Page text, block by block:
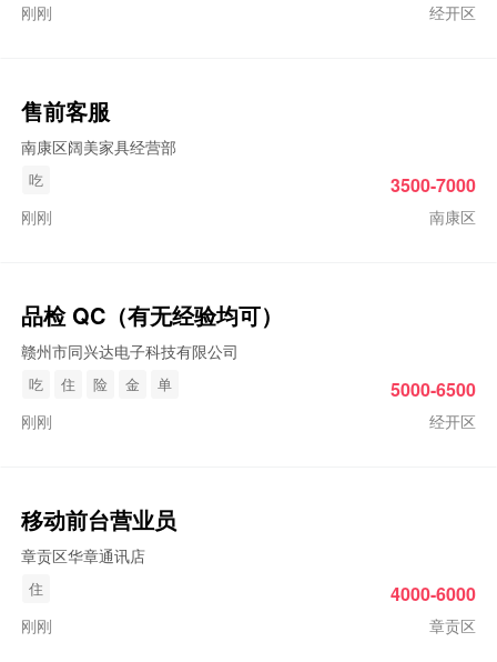
刚刚 经开区
售前客服
南康区阔美家具经营部
吃
刚刚 南康区
3500-7000
品检 QC（有无经验均可）
赣州市同兴达电子科技有限公司
吃 住 险 金 单
刚刚 经开区
5000-6500
移动前台营业员
章贡区华章通讯店
住
刚刚 章贡区
4000-6000